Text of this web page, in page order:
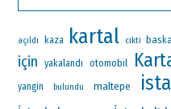
açıldı kaza kartal cikti
için yakalandı otomobil
yangin bulundu maltepe